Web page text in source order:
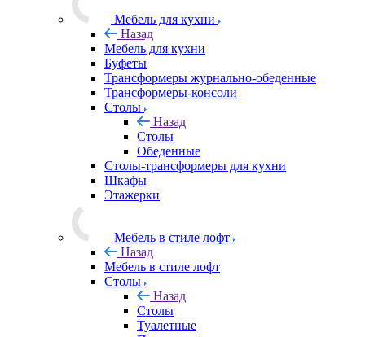
Мебель для кухни
Назад
Мебель для кухни
Буфеты
Трансформеры журнально-обеденные
Трансформеры-консоли
Столы
Назад
Столы
Обеденные
Столы-трансформеры для кухни
Шкафы
Этажерки
Мебель в стиле лофт
Назад
Мебель в стиле лофт
Столы
Назад
Столы
Туалетные